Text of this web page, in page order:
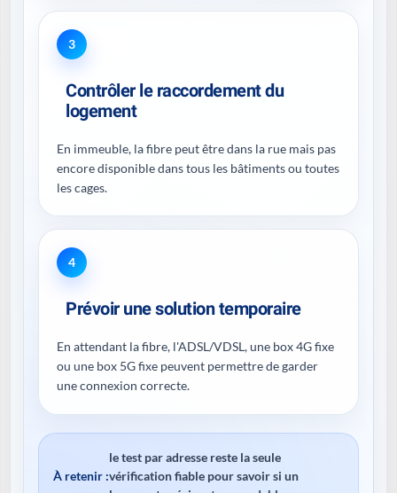
3
Contrôler le raccordement du
logement
En immeuble, la fibre peut être dans la rue mais pas
encore disponible dans tous les bâtiments ou toutes
les cages.
4
Prévoir une solution temporaire
En attendant la fibre, l'ADSL/VDSL, une box 4G fixe
ou une box 5G fixe peuvent permettre de garder
une connexion correcte.
À retenir :
le test par adresse reste la seule
vérification fiable pour savoir si un